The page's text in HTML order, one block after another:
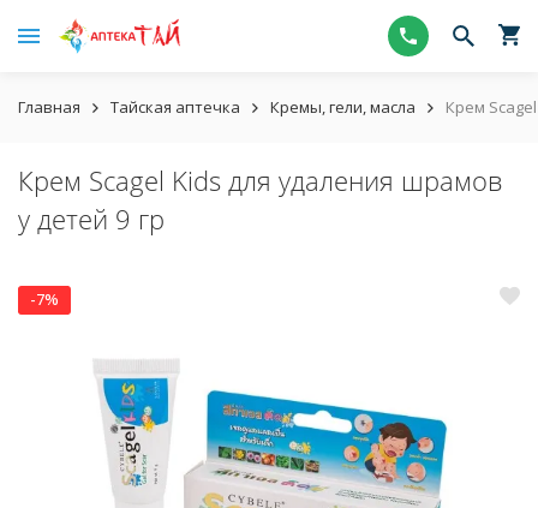
Главная Тайская аптечка Кремы, гели, масла Крем
Крем Scagel Kids для удаления шрамов
у детей 9 гр
-7%